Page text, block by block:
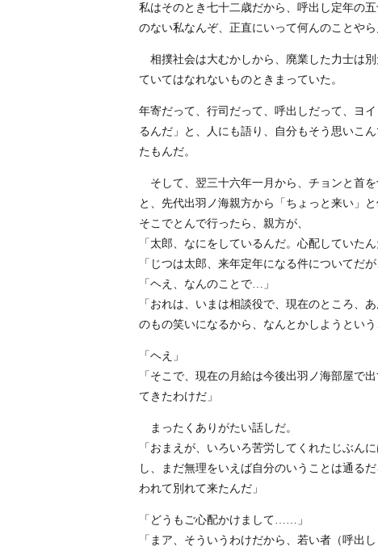
私はそのとき七十二歳だから、呼出し定年の
のない私なんぞ、正直にいって何んのことやら
相撲社会は大むかしから、廃業した力士は
ていてはなれないものときまっていた。
年寄だって、行司だって、呼出しだって、ヨ
るんだ」と、人にも語り、自分もそう思いこ
たもんだ。
そして、翌三十六年一月から、チョンと首
と、先代出羽ノ海親方から「ちょっと来い」
そこでとんで行ったら、親方が、
「太郎、なにをしているんだ。心配していた
「じつは太郎、来年定年になる件についてだ
「ヘえ、なんのことで…」
「おれは、いまは相談役で、現在のところ、
のもの笑いになるから、なんとかしようという
「ヘえ」
「そこで、現在の月給は今後出羽ノ海部屋で
てきたわけだ」
まったくありがたい話しだ。
「おまえが、いろいろ苦労してくれたじぶん
し、まだ無理をいえば自分のいうことは通る
われて別れて来たんだ」
「どうもご心配かけまして……」
「まア、そういうわけだから、若い者（呼出